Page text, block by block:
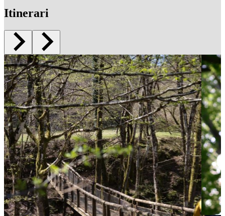
Itinerari